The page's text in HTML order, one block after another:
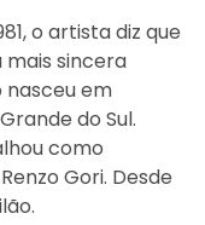
o artista diz que
sincera
nasceu em
do Sul.
como
Gori. Desde